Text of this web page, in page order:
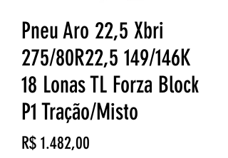
Pneu Aro 22,5 Xbri
275/80R22,5 149/146K
18 Lonas TL Forza Block
P1 Tração/Misto
R$ 1.482,00